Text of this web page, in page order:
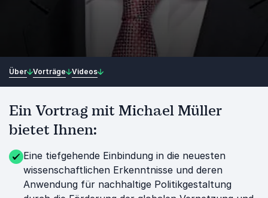
Über Vorträge Videos
Ein Vortrag mit Michael Müller
bietet Ihnen:
Eine tiefgehende Einbindung in die neuesten
wissenschaftlichen Erkenntnisse und deren
Anwendung für nachhaltige Politikgestaltung